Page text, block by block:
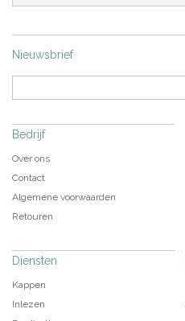
Nieuwsbrief
Bedrijf
Over ons
Contact
Algemene voorwaarden
Retouren
Diensten
Kappen
Inlezen